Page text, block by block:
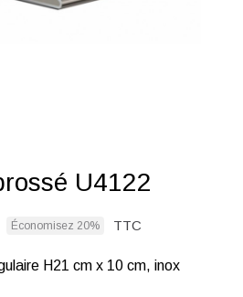
U4122
Économisez 20% TTC
H21 cm x 10 cm, inox